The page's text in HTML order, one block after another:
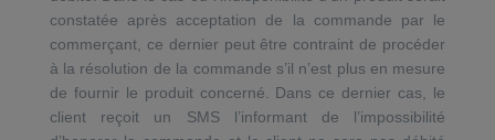
constatée après acceptation de la commande par le
commerçant, ce dernier peut être contraint de procéder
à la résolution de la commande s’il n’est plus en mesure
de fournir le produit concerné. Dans ce dernier cas, le
client reçoit un SMS l’informant de l’impossibilité